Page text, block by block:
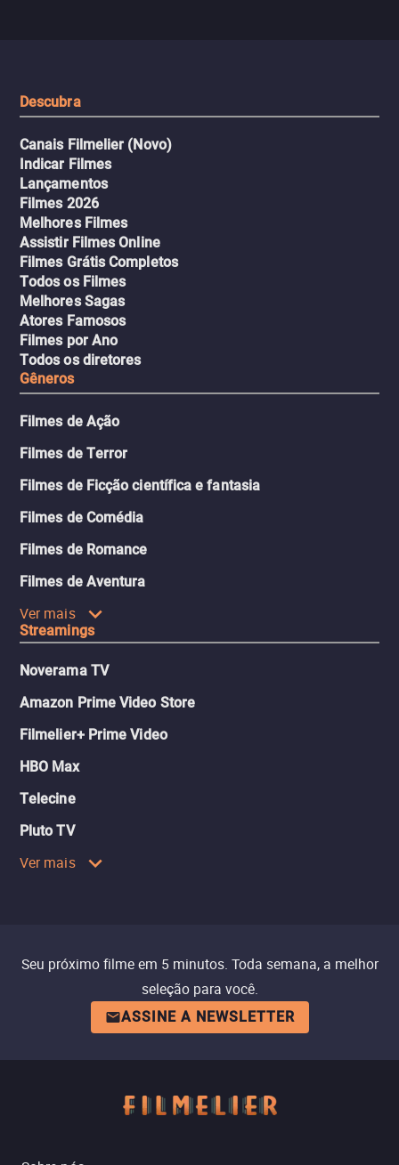
Descubra
Canais Filmelier (Novo)
Indicar Filmes
Lançamentos
Filmes 2026
Melhores Filmes
Assistir Filmes Online
Filmes Grátis Completos
Todos os Filmes
Melhores Sagas
Atores Famosos
Filmes por Ano
Todos os diretores
Gêneros
Filmes de Ação
Filmes de Terror
Filmes de Ficção científica e fantasia
Filmes de Comédia
Filmes de Romance
Filmes de Aventura
Ver mais
Streamings
Noverama TV
Amazon Prime Video Store
Filmelier+ Prime Video
HBO Max
Telecine
Pluto TV
Ver mais
Seu próximo filme em 5 minutos. Toda semana, a melhor
seleção para você.
ASSINE A NEWSLETTER